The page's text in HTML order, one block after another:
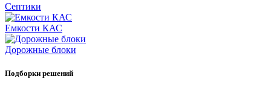
Септики
Емкости КАС
Дорожные блоки
Подборки решений